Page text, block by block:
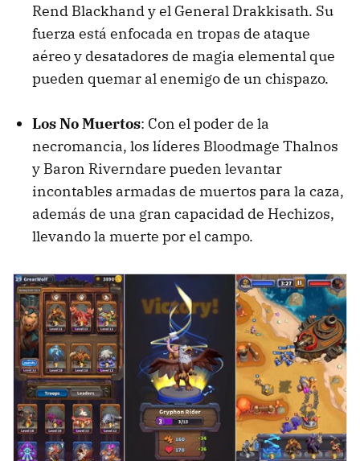
Rend Blackhand y el General Drakkisath. Su
fuerza está enfocada en tropas de ataque
aéreo y desatadores de magia elemental que
pueden quemar al enemigo de un chispazo.
Los No Muertos: Con el poder de la
necromancia, los líderes Bloodmage Thalnos
y Baron Riverndare pueden levantar
incontables armadas de muertos para la caza,
además de una gran capacidad de Hechizos,
llevando la muerte por el campo.